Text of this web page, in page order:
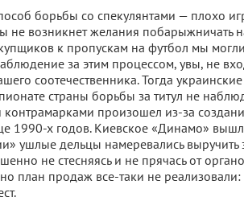
борьбы со спекулянтами — плохо
не возникнет желания побарыжничать
к пропускам на футбол мы
за этим процессом, увы, не
соотечественника. Тогда
страны борьбы за титул не
произошел из-за
1990-х годов. Киевское «Динамо»
ушлые дельцы намеревались
не стесняясь и не прячась от
план продаж все-таки не